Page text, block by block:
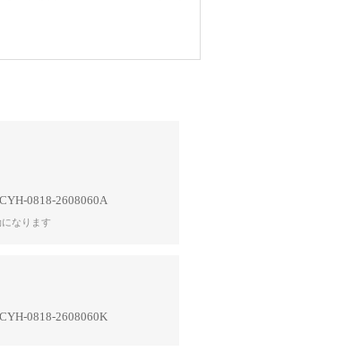
0818-2608060A
なります
0818-2608060K